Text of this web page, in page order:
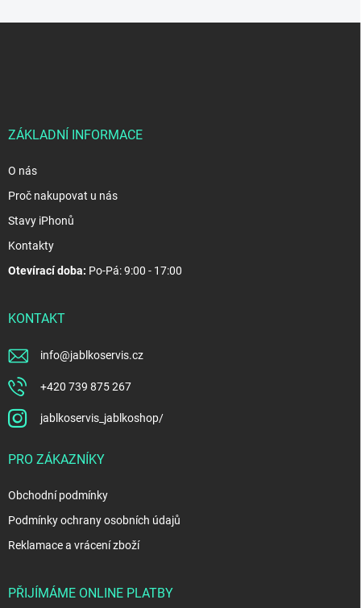
ZÁKLADNÍ INFORMACE
O nás
Proč nakupovat u nás
Stavy iPhonů
Kontakty
Otevírací doba: Po-Pá: 9:00 - 17:00
KONTAKT
info@jablkoservis.cz
+420 739 875 267
jablkoservis_jablkoshop/
PRO ZÁKAZNÍKY
Obchodní podmínky
Podmínky ochrany osobních údajů
Reklamace a vrácení zboží
PŘIJÍMÁME ONLINE PLATBY